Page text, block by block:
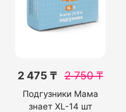
2 475 ₸ 2 750₸
Подгузники Мама
знает XL-14 шт